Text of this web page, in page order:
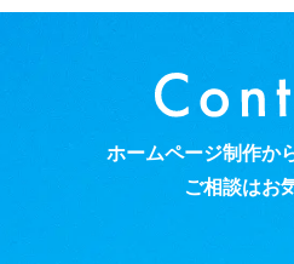
ホームページ制作か
ご相談はお